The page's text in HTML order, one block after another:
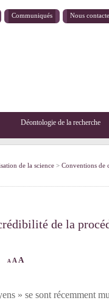
Communiqués Nous
Déontologie de la recherche
de la science > Conventions de
de la
A A A
» se sont récemment